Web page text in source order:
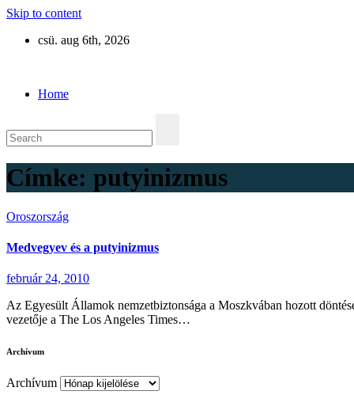
Skip to content
csü. aug 6th, 2026
Home
Címke: putyinizmus
Oroszország
Medvegyev és a putyinizmus
február 24, 2010
Az Egyesült Államok nemzetbiztonsága a Moszkvában hozott
vezetője a The Los Angeles Times…
Archívum
Archívum